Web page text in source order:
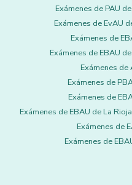
Exámenes de PAU
Exámenes de EvAU
Exámenes de
Exámenes de EBAU
Exámenes de
Exámenes de
Exámenes de
Exámenes de EBAU de La Rioja
Exámenes de
Exámenes de